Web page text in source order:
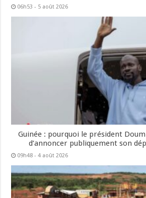
06h53 - 5 août 2026
Guinée : pourquoi le président
d’annoncer publiquement son
09h48 - 4 août 2026